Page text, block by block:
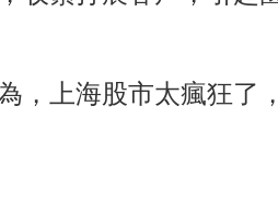
，上海股市太瘋狂了